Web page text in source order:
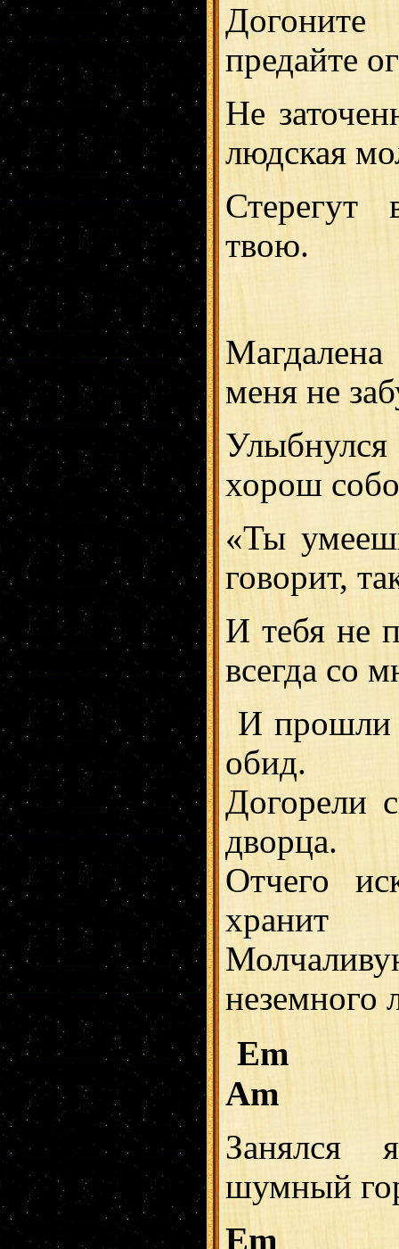
предайте
Не
людская
Стерегут
твою.
меня не
хорош
«Ты
говорит,
И тебя не
всегда со
И прошли
обид.
Догорели
дворца.
Отчего
хранит
неземного
Em
Am
Занялся
шумный
Em